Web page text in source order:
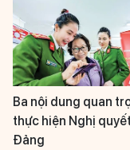
Ba nội dung quan
thực hiện Nghị
Đảng